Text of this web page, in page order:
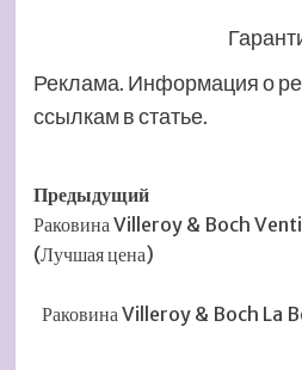
Реклама. Информация о
ссылкам в статье.
Навигация
записи
Предыдущий
Раковина Villeroy & Boch
(Лучшая цена)
Раковина Villeroy & Boch La